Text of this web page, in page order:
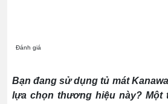
Đánh giá
Bạn đang sử dụng tủ mát
lựa chọn thương hiệu này? Một